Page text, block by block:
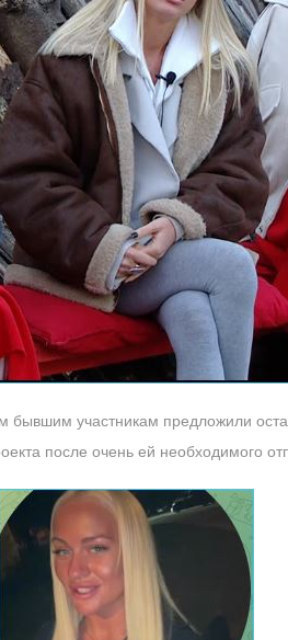
участникам предложили
после очень ей необходимого